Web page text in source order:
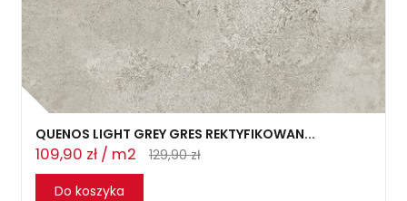
QUENOS LIGHT GREY GRES REKTYFIKOWAN...
109,90 zł / m2
129,90 zł
Do koszyka